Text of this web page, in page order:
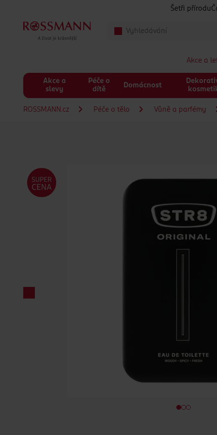
Šetři přírodu
Akce a
Akce a
slevy
Péče o
dítě
Domácnost
ROSSMANN.cz Péče o tělo Vůně a parfémy